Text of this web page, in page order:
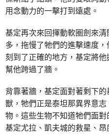
用念動力的一擊打到遠處。
基定再次來回揮動軟圈劍來
多，拖慢了牠們的進擊速度
刻到了正確的地方，基定將
幫他跨過了牆。
背靠著牆，基定面對著剩下
獸，牠們正是泰坦那異界意
物。這些生物不知道牠們面
基定尤拉、凱夫城的救星、